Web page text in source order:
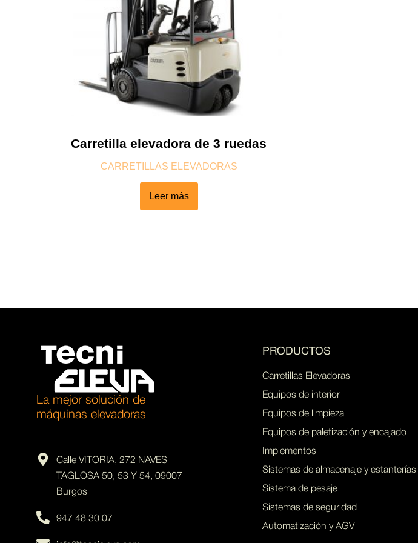
Carretilla elevadora de 3 ruedas
CARRETILLAS ELEVADORAS
Leer más
La mejor solución de
máquinas elevadoras
Calle VITORIA, 272 NAVES
TAGLOSA 50, 53 Y 54, 09007
Burgos
947 48 30 07
PRODUCTOS
Carretillas Elevadoras
Equipos de interior
Equipos de limpieza
Equipos de paletización y encajado
Implementos
Sistemas de almacenaje y estanterías
Sistema de pesaje
Sistemas de seguridad
Automatización y AGV